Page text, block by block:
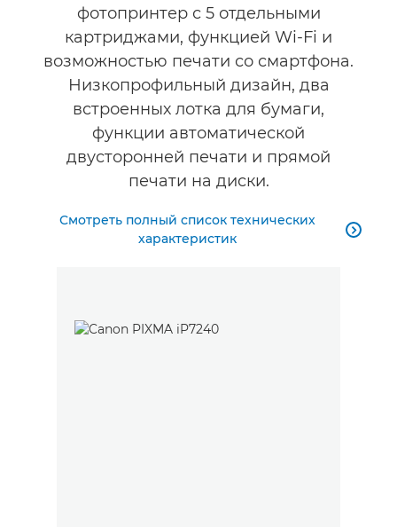
фотопринтер с 5 отдельными
картриджами, функцией Wi-Fi и
возможностью печати со смартфона.
Низкопрофильный дизайн, два
встроенных лотка для бумаги,
функции автоматической
двусторонней печати и прямой
печати на диски.
Смотреть полный список технических
характеристик
